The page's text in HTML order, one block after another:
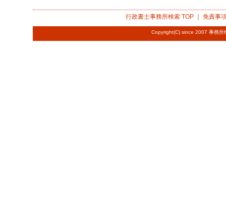
行政書士事務所検索TOP ｜ 免責事
Copyright(C) since 2007 事務所